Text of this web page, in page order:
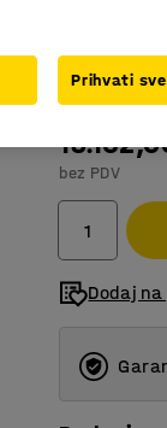
bez PDV
Dodaj
Prihvati